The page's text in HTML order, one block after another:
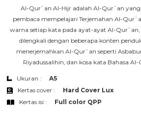
Al-Qur`an Al-Hijr adalah Al-Qur`an
pembaca mempelajari Terjemahan Al-
warna setiap kata pada ayat-ayat Al-
dilengkali dengan beberapa konten
menerjemahkan Al-Qur`an seperti
Riyadussalihin, dan kosa kata Bahasa
Ukuran :
A5
Kertas cover :
Hard Cover Lux
Kertas isi :
Full color QPP